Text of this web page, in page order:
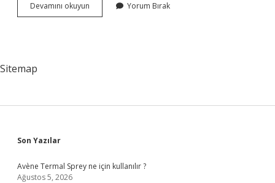
Devamını okuyun
Tabanı
Yorum Bırak
Sitemap
Sidebar
Son Yazılar
Avène Termal Sprey ne için kullanılır ?
Ağustos 5, 2026